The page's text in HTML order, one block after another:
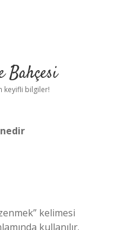
Bahçesi
keyifli bilgiler!
kelimesi
kullanılır.